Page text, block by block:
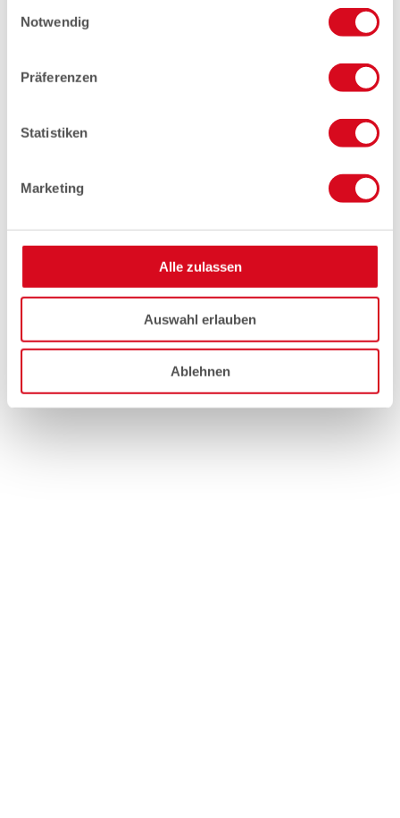
Notwendig
Präferenzen
Statistiken
Marketing
Alle zulassen
Auswahl erlauben
Ablehnen